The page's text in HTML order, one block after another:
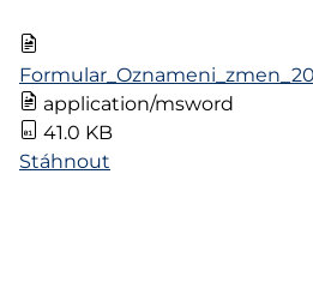
application/msword
41.0 KB
Stáhnout